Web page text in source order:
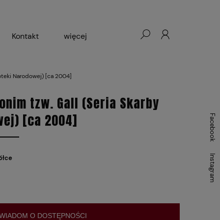
Kontakt więcej
Narodowej) [ca 2004]
tzw. Gall (Seria Skarby
[ca 2004]
O DOSTĘPNOŚCI
Facebook
Instagram